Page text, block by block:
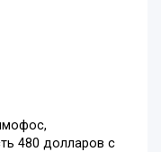
480 долларов с